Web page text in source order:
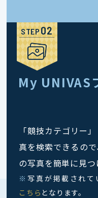
STEP
My UNIVAS
「競技カテゴリー
真を検索できるの
の写真を簡単に見つ
※ 写真が掲載されて
こちら となります。